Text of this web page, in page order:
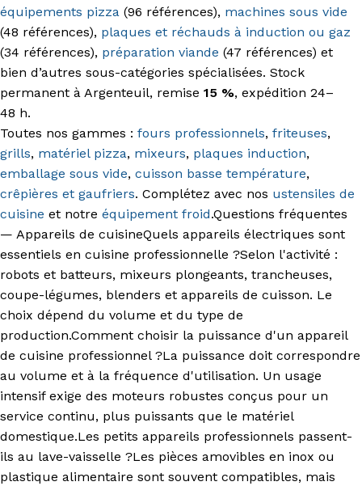
équipements pizza (96 références), machines sous vide
(48 références), plaques et réchauds à induction ou gaz
(34 références), préparation viande (47 références) et
bien d’autres sous-catégories spécialisées. Stock
permanent à Argenteuil, remise 15 %, expédition 24–
48 h.
Toutes nos gammes : fours professionnels, friteuses,
grills, matériel pizza, mixeurs, plaques induction,
emballage sous vide, cuisson basse température,
crêpières et gaufriers. Complétez avec nos ustensiles de
cuisine et notre équipement froid.Questions fréquentes
— Appareils de cuisineQuels appareils électriques sont
essentiels en cuisine professionnelle ?Selon l'activité :
robots et batteurs, mixeurs plongeants, trancheuses,
coupe-légumes, blenders et appareils de cuisson. Le
choix dépend du volume et du type de
production.Comment choisir la puissance d'un appareil
de cuisine professionnel ?La puissance doit correspondre
au volume et à la fréquence d'utilisation. Un usage
intensif exige des moteurs robustes conçus pour un
service continu, plus puissants que le matériel
domestique.Les petits appareils professionnels passent-
ils au lave-vaisselle ?Les pièces amovibles en inox ou
plastique alimentaire sont souvent compatibles, mais